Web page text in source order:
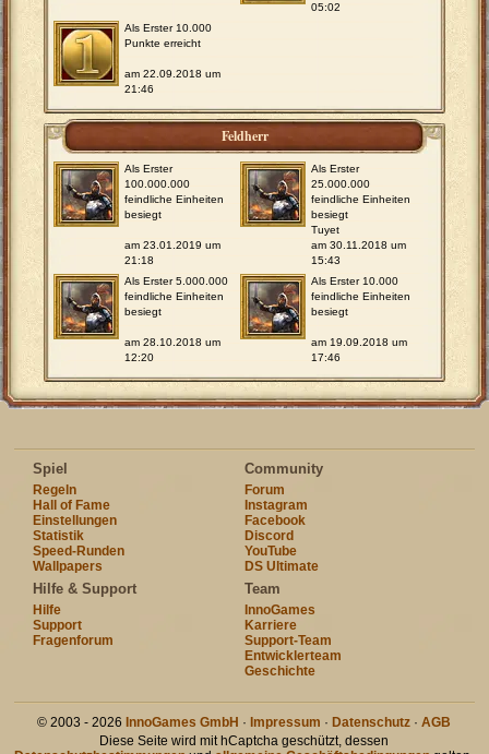
05:02
Als Erster 10.000
Punkte erreicht
am 22.09.2018 um
21:46
Feldherr
Als Erster
100.000.000
feindliche Einheiten
besiegt
am 23.01.2019 um
21:18
Als Erster
25.000.000
feindliche Einheiten
besiegt
Tuyet
am 30.11.2018 um
15:43
Als Erster 5.000.000
feindliche Einheiten
besiegt
am 28.10.2018 um
12:20
Als Erster 10.000
feindliche Einheiten
besiegt
am 19.09.2018 um
17:46
Spiel
Regeln
Hall of Fame
Einstellungen
Statistik
Speed-Runden
Wallpapers
Community
Forum
Instagram
Facebook
Discord
YouTube
DS Ultimate
Hilfe & Support
Hilfe
Support
Fragenforum
Team
InnoGames
Karriere
Support-Team
Entwicklerteam
Geschichte
© 2003 - 2026 InnoGames GmbH · Impressum · Datenschutz ·AGB
Diese Seite wird mit hCaptcha geschützt, dessen